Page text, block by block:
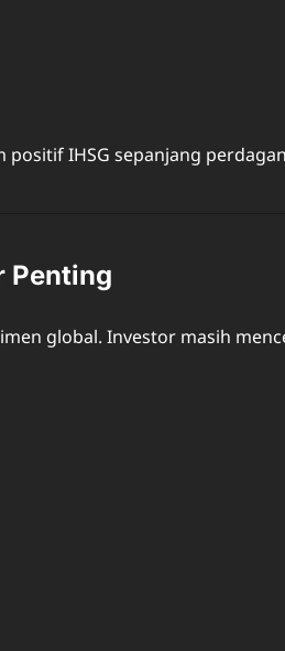
IHSG sepanjang
Penting
global. Investor masih